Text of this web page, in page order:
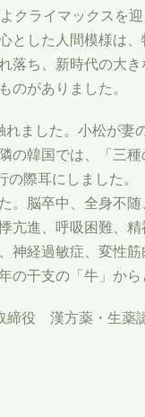
クライマックスを
とした人間模様は
落ち、新時代の大
のがありました。
ました。小松が妻
の韓国では、「三
の際耳にしました。
。脳卒中、全身不
亢進、呼吸困難、
神経過敏症、変性筋
干支の「牛」から
締役 漢方薬・生